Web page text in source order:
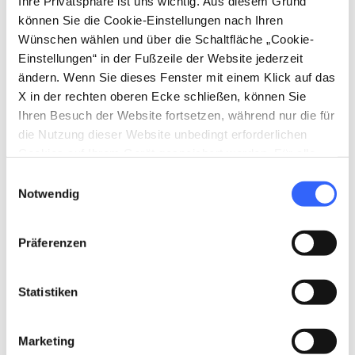
können Sie die Cookie-Einstellungen nach Ihren
Wünschen wählen und über die Schaltfläche „Cookie-
Einstellungen“ in der Fußzeile der Website jederzeit
ändern. Wenn Sie dieses Fenster mit einem Klick auf das
X in der rechten oberen Ecke schließen, können Sie
Ihren Besuch der Website fortsetzen, während nur die für
die Nutzung dieser Website unbedingt erforderlichen
Zustimmung.
Notwendig
Präferenzen
Statistiken
Marketing
Hinweise
Villa Paolina